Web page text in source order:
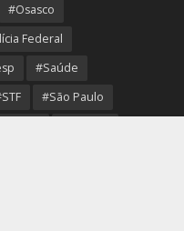
#Osasco
Federal
#Saúde
#São Paulo